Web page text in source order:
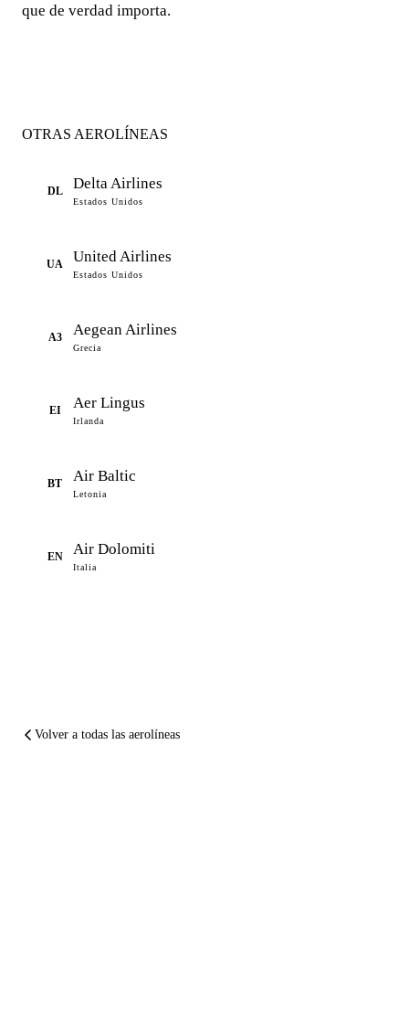
que de verdad importa.
OTRAS AEROLÍNEAS
DL Delta Airlines
Estados Unidos
UA United Airlines
Estados Unidos
A3 Aegean Airlines
Grecia
EI Aer Lingus
Irlanda
BT Air Baltic
Letonia
EN Air Dolomiti
Italia
Volver a todas las aerolíneas